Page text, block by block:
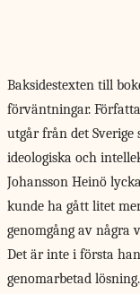
Baksidestexten till
förväntningar.
utgår från det Sverige
ideologiska och
Johansson Heinö
kunde ha gått litet
genomgång av några
Det är inte i första
genomarbetad